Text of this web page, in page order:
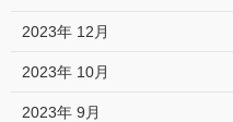
2023年 12月
2023年 10月
2023年 9月